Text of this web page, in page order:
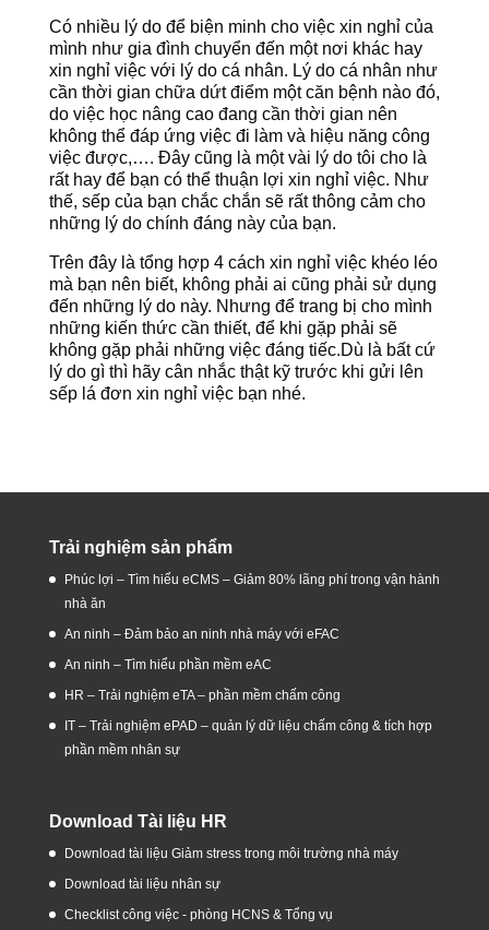
Có nhiều lý do để biện minh cho việc xin nghỉ của
mình như gia đình chuyển đến một nơi khác hay
xin nghỉ việc với lý do cá nhân. Lý do cá nhân như
cần thời gian chữa dứt điểm một căn bệnh nào đó,
do việc học nâng cao đang cần thời gian nên
không thể đáp ứng việc đi làm và hiệu năng công
việc được,…. Đây cũng là một vài lý do tôi cho là
rất hay để bạn có thể thuận lợi xin nghỉ việc. Như
thế, sếp của bạn chắc chắn sẽ rất thông cảm cho
những lý do chính đáng này của bạn.
Trên đây là tổng hợp 4 cách xin nghỉ việc khéo léo
mà bạn nên biết, không phải ai cũng phải sử dụng
đến những lý do này. Nhưng để trang bị cho mình
những kiến thức cần thiết, để khi gặp phải sẽ
không gặp phải những việc đáng tiếc.Dù là bất cứ
lý do gì thì hãy cân nhắc thật kỹ trước khi gửi lên
sếp lá đơn xin nghỉ việc bạn nhé.
Trải nghiệm sản phẩm
Phúc lợi – Tìm hiểu eCMS – Giảm 80% lãng phí trong vận hành
nhà ăn
An ninh – Đảm bảo an ninh nhà máy với eFAC
An ninh – Tìm hiểu phần mềm eAC
HR – Trải nghiệm eTA – phần mềm chấm công
IT – Trải nghiệm ePAD – quản lý dữ liệu chấm công & tích hợp
phần mềm nhân sự
Download Tài liệu HR
Download tài liệu Giảm stress trong môi trường nhà máy
Download tài liệu nhân sự
Checklist công việc - phòng HCNS & Tổng vụ